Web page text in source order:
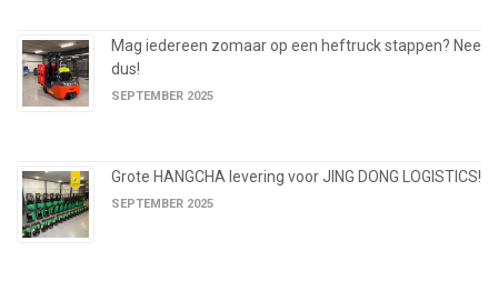
Mag iedereen zomaar op een heftruck stappen? Nee
dus!
SEPTEMBER 2025
Grote HANGCHA levering voor JING DONG LOGISTICS!
SEPTEMBER 2025